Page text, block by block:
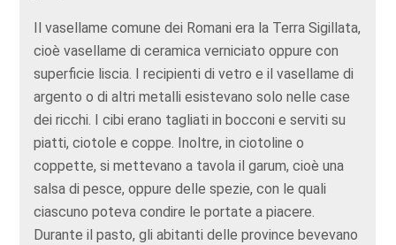
Il vasellame comune dei Romani era la Terra Sigillata,
cioè vasellame di ceramica verniciato oppure con
superficie liscia. I recipienti di vetro e il vasellame di
argento o di altri metalli esistevano solo nelle case
dei ricchi. I cibi erano tagliati in bocconi e serviti su
piatti, ciotole e coppe. Inoltre, in ciotoline o
coppette, si mettevano a tavola il garum, cioè una
salsa di pesce, oppure delle spezie, con le quali
ciascuno poteva condire le portate a piacere.
Durante il pasto, gli abitanti delle province bevevano